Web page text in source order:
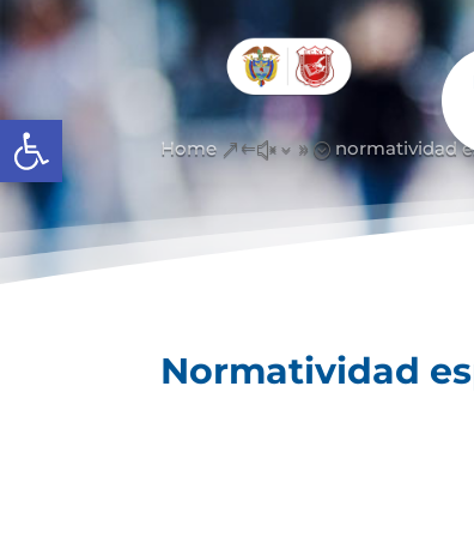
Open toolbar
Home &#x39; normatividad
Normatividad